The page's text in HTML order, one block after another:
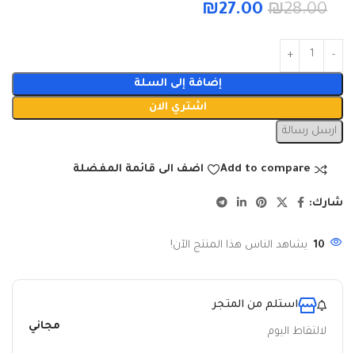
₪28.00
₪27.00
إضافة إلى السلة
اشتري الان
ارسل رسالة
Add to compare اضف الى قائمة المفضلة
شارك:
10 يشاهد الناس هذا المنتج الآن!
استلم من المتجر
لالتقاط اليوم مجاني